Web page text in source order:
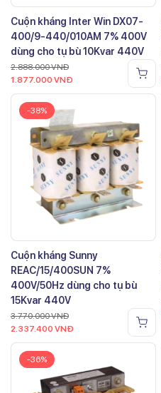
Cuộn kháng Inter Win DX07-
400/9-440/010AM 7% 400V
dùng cho tụ bù 10Kvar 440V
2.888.000VNĐ
1.877.000 VNĐ
-38%
Cuộn kháng Sunny
REAC/15/400SUN 7%
400V/50Hz dùng cho tụ bù
15Kvar 440V
3.770.000VNĐ
2.337.400 VNĐ
-36%